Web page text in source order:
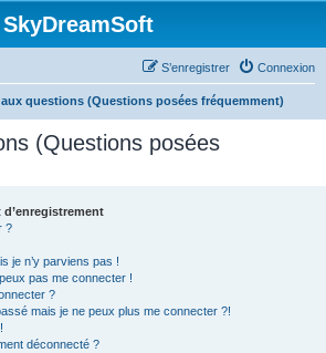
SkyDreamSoft
Connexion
S’enregistrer
questions (Questions posées fréquemment)
(Questions posées
?
je n’y parviens pas !
pas me connecter !
?
mais je ne peux plus me connecter ?!
déconnecté ?